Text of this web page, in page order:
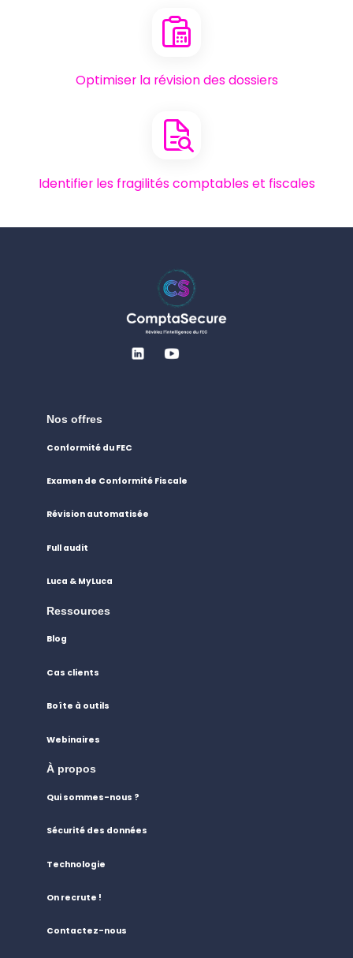
Optimiser la révision des dossiers
Identifier les fragilités comptables et fiscales
Nos offres
Conformité du FEC
Examen de Conformité Fiscale
Révision automatisée
Full audit
Luca & MyLuca
Ressources
Blog
Cas clients
Boîte à outils
Webinaires
À propos
Qui sommes-nous ?
Sécurité des données
Technologie
On recrute !
Contactez-nous